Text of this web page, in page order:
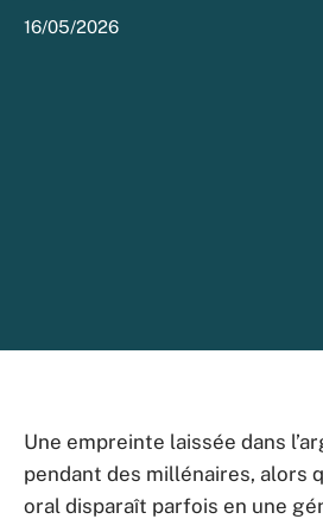
16/05/2026
Une empreinte laissée dans
pendant des millénaires, alors
oral disparaît parfois en une